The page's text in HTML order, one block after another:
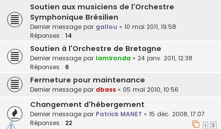
Soutien aux musiciens de l'Orchestre
Symphonique Brésilien
Dernier message par gallou « 10 mai 2011, 19:58
Réponses : 14
Soutien à l'Orchestre de Bretagne
Dernier message par lamironda « 24 janv. 2011, 12:38
Réponses : 6
Fermeture pour maintenance
Dernier message par dbass « 05 mai 2010, 10:56
Changement d'hébergement
Dernier message par Patrick MANET « 15 déc. 2008, 17:07
Réponses : 22 1 2